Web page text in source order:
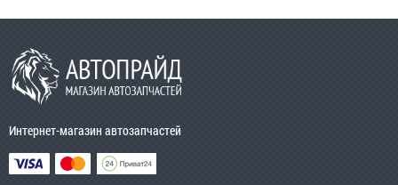
Интернет-магазин автозапчастей